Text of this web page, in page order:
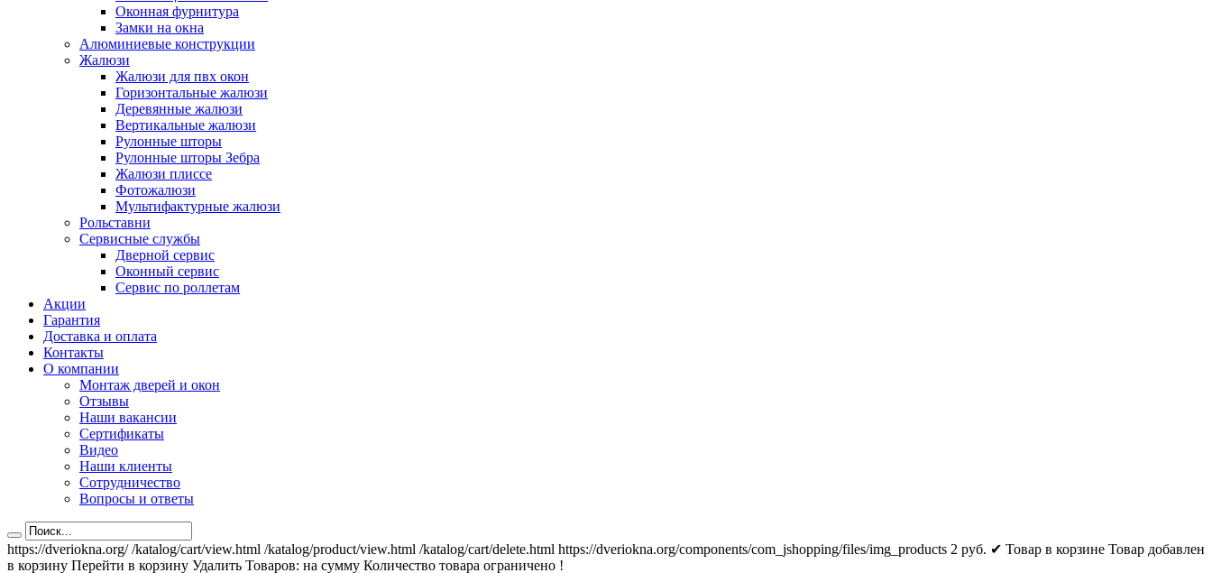
Оконная фурнитура
Замки на окна
Алюминиевые конструкции
Жалюзи
Жалюзи для пвх окон
Горизонтальные жалюзи
Деревянные жалюзи
Вертикальные жалюзи
Рулонные шторы
Рулонные шторы Зебра
Жалюзи плиссе
Фотожалюзи
Мультифактурные жалюзи
Рольставни
Сервисные службы
Дверной сервис
Оконный сервис
Сервис по роллетам
Акции
Гарантия
Доставка и оплата
Контакты
О компании
Монтаж дверей и окон
Отзывы
Наши вакансии
Сертификаты
Видео
Наши клиенты
Сотрудничество
Вопросы и ответы
https://dveriokna.org/ /katalog/cart/view.html /katalog/product/view.html /katalog/cart/delete.html https://dveriokna.org/components/com_jshopping/files/img_products 2 руб. ✔ Товар в корзине Товар добавлен
в корзину Перейти в корзину Удалить Товаров: на сумму Количество товара ограничено !